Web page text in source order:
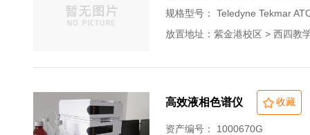
规格型号： Teledyne Tekmar
放置地址：紫金港校区 > 西四教
高效液相色谱仪 收藏
资产编号： 1000670G